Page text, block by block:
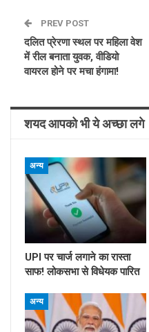
PREV POST
दलित प्रेरणा स्थल पर महिला वेश
में रील बनाता युवक, वीडियो
वायरल होने पर मचा हंगामा!
शयद आपको भी ये अच्छा लगे
अन्य
UPI पर चार्ज लगाने का रास्ता
साफ! लोकसभा से विधेयक पारित
अन्य